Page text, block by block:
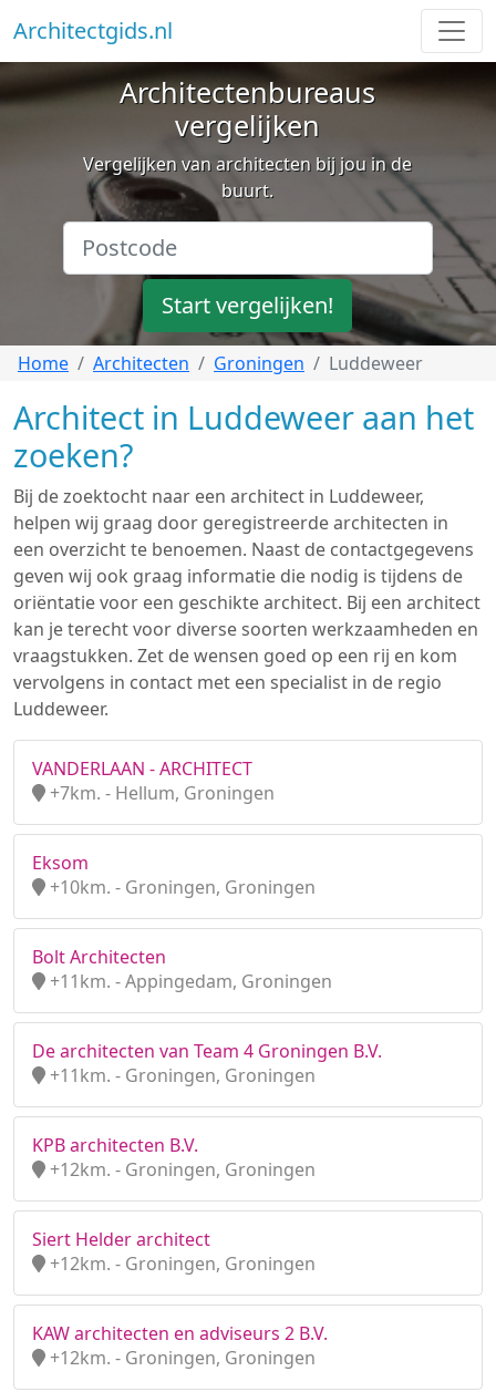
Architectgids.nl
Architectenbureaus
vergelijken
Vergelijken van architecten bij jou in de
buurt.
Start vergelijken!
Home Architecten Groningen Luddeweer
Architect in Luddeweer aan het
zoeken?
Bij de zoektocht naar een architect in Luddeweer,
helpen wij graag door geregistreerde architecten in
een overzicht te benoemen. Naast de contactgegevens
geven wij ook graag informatie die nodig is tijdens de
oriëntatie voor een geschikte architect. Bij een architect
kan je terecht voor diverse soorten werkzaamheden en
vraagstukken. Zet de wensen goed op een rij en kom
vervolgens in contact met een specialist in de regio
Luddeweer.
VANDERLAAN - ARCHITECT
+7km. - Hellum, Groningen
Eksom
+10km. - Groningen, Groningen
Bolt Architecten
+11km. - Appingedam, Groningen
De architecten van Team 4 Groningen B.V.
+11km. - Groningen, Groningen
KPB architecten B.V.
+12km. - Groningen, Groningen
Siert Helder architect
+12km. - Groningen, Groningen
KAW architecten en adviseurs 2 B.V.
+12km. - Groningen, Groningen